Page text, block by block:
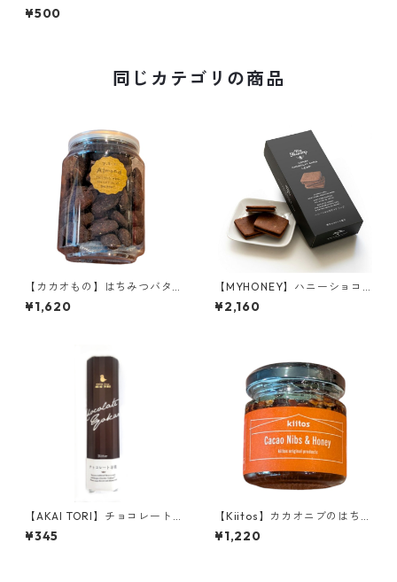
カカオニブ添え
¥500
同じカテゴリの商品
【カカオもの】はちみつバタ
ーアーモンド お酒にも合うス
イーツ
¥1,620
【MYHONEY】ハニーショコ
ラサンド リープ 5枚入り
¥2,160
【AKAI TORI】チョコレート
羊羹 ビター
¥345
【Kiitos】カカオニブのはちみ
つ漬け（100ml）
¥1,220